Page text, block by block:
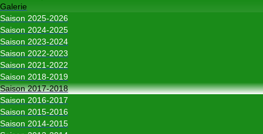
Galerie
Saison 2025-2026
Saison 2024-2025
Saison 2023-2024
Saison 2022-2023
Saison 2021-2022
Saison 2018-2019
Saison 2017-2018
Saison 2016-2017
Saison 2015-2016
Saison 2014-2015